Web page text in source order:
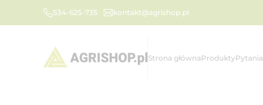
534-625-735 kontakt@agrishop.pl
Strona głównaProduktyPytania